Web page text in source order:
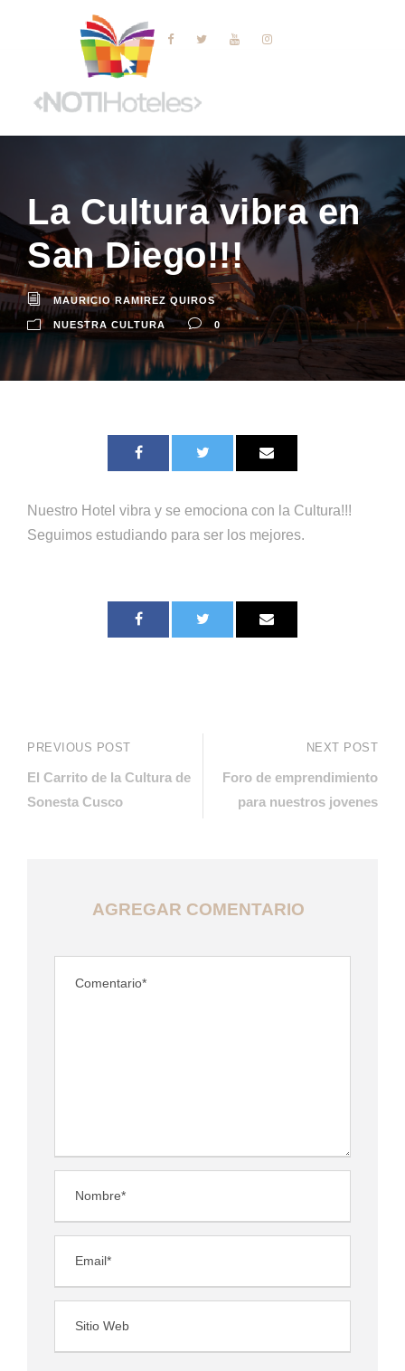
La Cultura vibra en
San Diego!!!
MAURICIO RAMIREZ QUIROS
NUESTRA CULTURA 0
Nuestro Hotel vibra y se emociona con la Cultura!!!
Seguimos estudiando para ser los mejores.
PREVIOUS POST
El Carrito de la Cultura de
Sonesta Cusco
NEXT POST
Foro de emprendimiento
para nuestros jovenes
AGREGAR COMENTARIO